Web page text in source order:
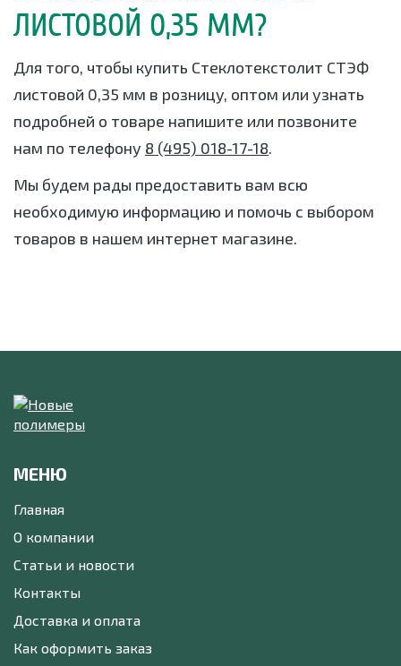
ЛИСТОВОЙ 0,35 ММ?
Для того, чтобы купить Стеклотекстолит СТЭФ
листовой 0,35 мм в розницу, оптом или узнать
подробней о товаре напишите или позвоните
нам по телефону 8 (495) 018-17-18.
Мы будем рады предоставить вам всю
необходимую информацию и помочь с выбором
товаров в нашем интернет магазине.
МЕНЮ
Главная
О компании
Статьи и новости
Контакты
Доставка и оплата
Как оформить заказ